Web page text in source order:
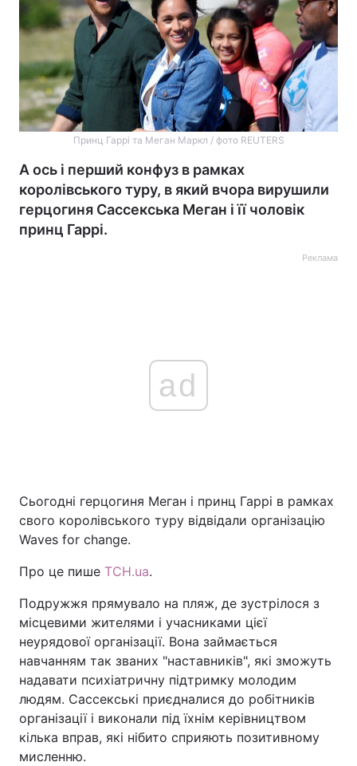
Принц Гаррі та Меган Маркл / фото REUTERS
А ось і перший конфуз в рамках
королівського туру, в який вчора вирушили
герцогиня Сассекська Меган і її чоловік
принц Гаррі.
Реклама
ad
Сьогодні герцогиня Меган і принц Гаррі в рамках
свого королівського туру відвідали організацію
Waves for change.
Про це пише ТСН.ua.
Подружжя прямувало на пляж, де зустрілося з
місцевими жителями і учасниками цієї
неурядової організації. Вона займається
навчанням так званих "наставників", які зможуть
надавати психіатричну підтримку молодим
людям. Сассекські приєдналися до робітників
організації і виконали під їхнім керівництвом
кілька вправ, які нібито сприяють позитивному
мисленню.